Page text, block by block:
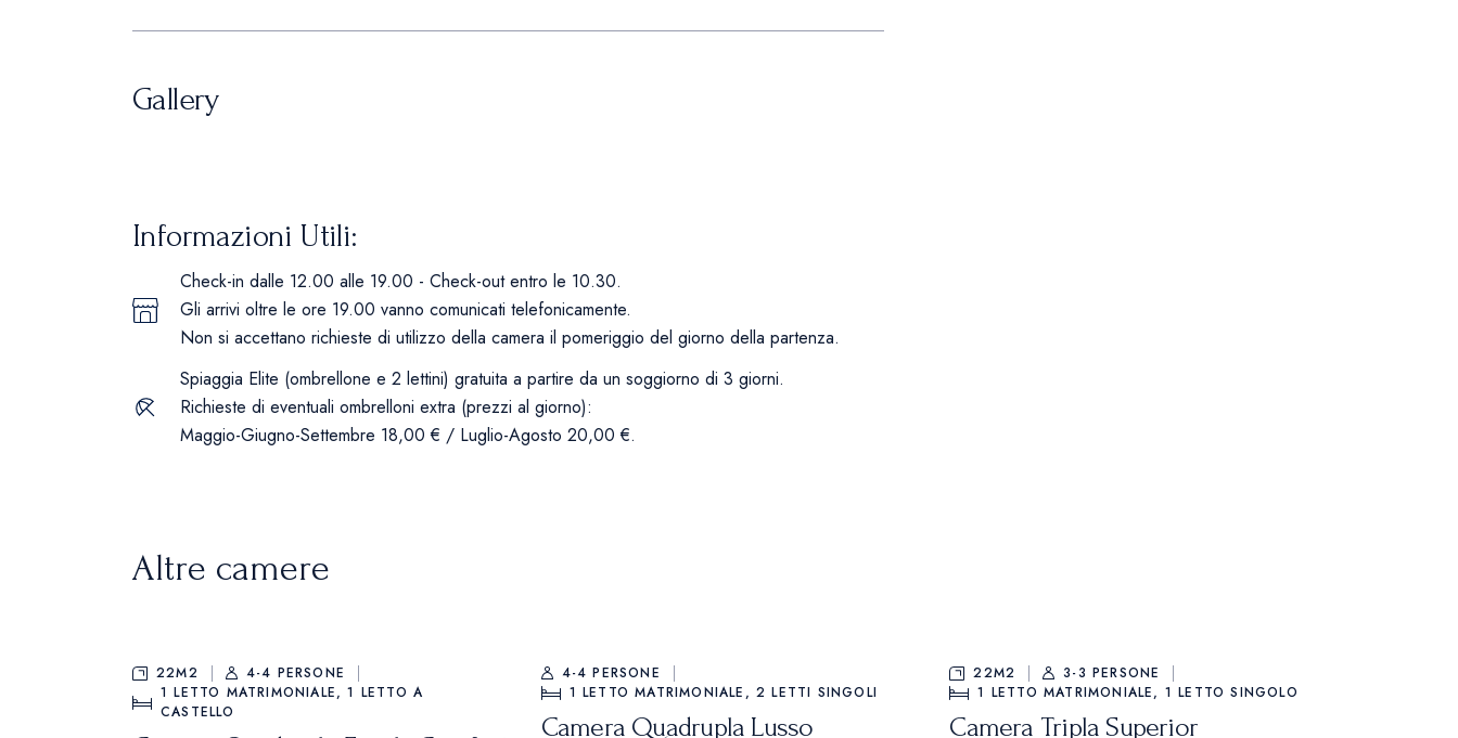
Gallery
Informazioni Utili:
Check-in dalle 12.00 alle 19.00 - Check-out entro le 10.30.
Gli arrivi oltre le ore 19.00 vanno comunicati telefonicamente.
Non si accettano richieste di utilizzo della camera il pomeriggio del giorno della partenza.
Spiaggia Elite (ombrellone e 2 lettini) gratuita a partire da un soggiorno di 3 giorni.
Richieste di eventuali ombrelloni extra (prezzi al giorno):
Maggio-Giugno-Settembre 18,00 € / Luglio-Agosto 20,00 €.
Altre camere
22M2
4-4 PERSONE
1 LETTO MATRIMONIALE, 1 LETTO A
CASTELLO
4-4 PERSONE
1 LETTO MATRIMONIALE, 2 LETTI SINGOLI
Camera Quadrupla Lusso
22M2
3-3 PERSONE
1 LETTO MATRIMONIALE, 1 LETTO SINGOLO
Camera Tripla Superior